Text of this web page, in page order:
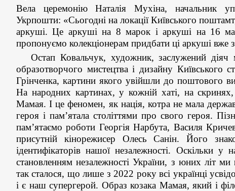
Вела церемонію Наталія Мухіна, начальник
Укрпошти: «Сьогодні на локації Київського
аркуші. Це аркуші на 8 марок і аркуші на 16
пропонуємо колекціонерам придбати ці аркуші
Остап Ковальчук, художник, заслужений діяч
образотворчого мистецтва і дизайну Київського
Грінченка, картини якого увійшли до поштового
На народних картинах, у кожній хаті, на
Мамая. І це феномен, як нація, котра не мала
героя і пам’ятала століттями про свого героя.
пам’ятаємо роботи Георгія Нарбута, Василя
присутній кінорежисер Олесь Санін. Його
ідентифікаторів нашої незалежності. Оскільки у
становленням незалежності України, з юних літ
так сталося, що лише з 2022 року всі українці
і є наш супергерой. Образ козака Мамая, який і